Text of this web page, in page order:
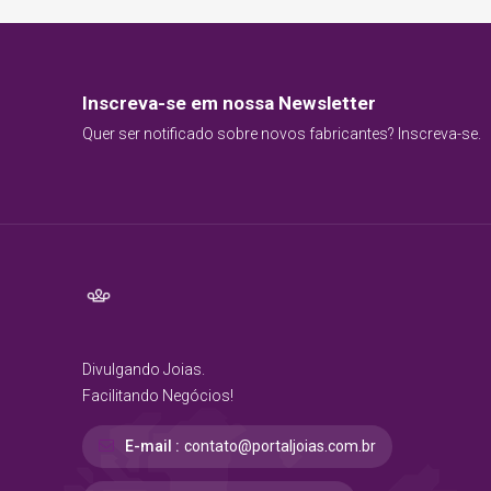
Inscreva-se em nossa Newsletter
Quer ser notificado sobre novos fabricantes? Inscreva-se.
Divulgando Joias.
Facilitando Negócios!
E-mail : contato@portaljoias.com.br